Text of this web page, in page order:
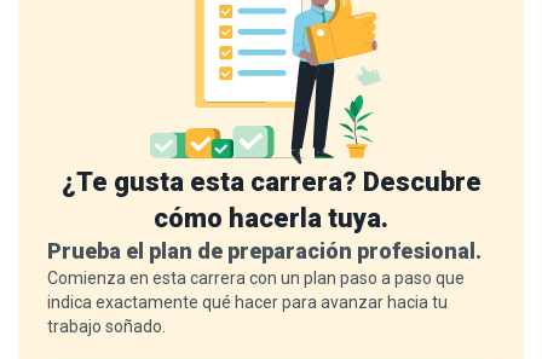
¿Te gusta esta carrera? Descubre
cómo hacerla tuya.
Prueba el plan de preparación profesional.
Comienza en esta carrera con un plan paso a paso que
indica exactamente qué hacer para avanzar hacia tu
trabajo soñado.